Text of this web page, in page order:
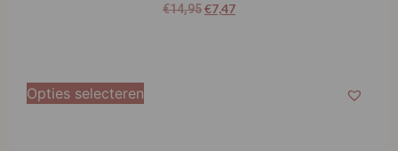
€14,95€7,47
Opties selecteren